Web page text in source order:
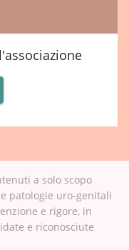
a solo scopo
patologie uro-genitali
e rigore, in
e riconosciute